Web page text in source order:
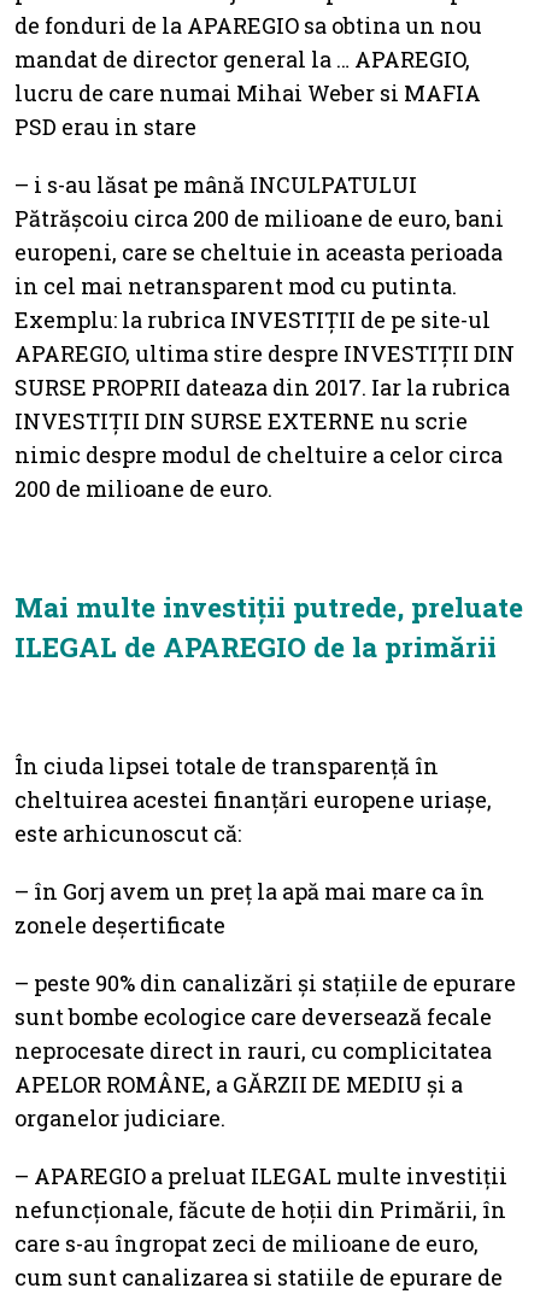
de fonduri de la APAREGIO sa obtina un nou
mandat de director general la … APAREGIO,
lucru de care numai Mihai Weber si MAFIA
PSD erau in stare
– i s-au lăsat pe mână INCULPATULUI
Pătrășcoiu circa 200 de milioane de euro, bani
europeni, care se cheltuie in aceasta perioada
in cel mai netransparent mod cu putinta.
Exemplu: la rubrica INVESTIȚII de pe site-ul
APAREGIO, ultima stire despre INVESTIȚII DIN
SURSE PROPRII dateaza din 2017. Iar la rubrica
INVESTIȚII DIN SURSE EXTERNE nu scrie
nimic despre modul de cheltuire a celor circa
200 de milioane de euro.
Mai multe investiții putrede, preluate
ILEGAL de APAREGIO de la primării
În ciuda lipsei totale de transparență în
cheltuirea acestei finanțări europene uriașe,
este arhicunoscut că:
– în Gorj avem un preț la apă mai mare ca în
zonele deșertificate
– peste 90% din canalizări și stațiile de epurare
sunt bombe ecologice care deversează fecale
neprocesate direct in rauri, cu complicitatea
APELOR ROMÂNE, a GĂRZII DE MEDIU și a
organelor judiciare.
– APAREGIO a preluat ILEGAL multe investiții
nefuncționale, făcute de hoții din Primării, în
care s-au îngropat zeci de milioane de euro,
cum sunt canalizarea si statiile de epurare de